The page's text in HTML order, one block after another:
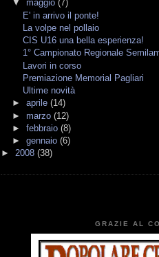
▼ maggio (7)
E' in arrivo il ponte!
La volpe nel pollaio
CIS U16 una bella esperienza!
1° Campionato Regionale
Lavori in corso
Premiazione Memorial Pagliari
Ultime novità
► aprile (14)
► marzo (12)
► febbraio (8)
► gennaio (6)
► 2008 (38)
GRAZIE AL